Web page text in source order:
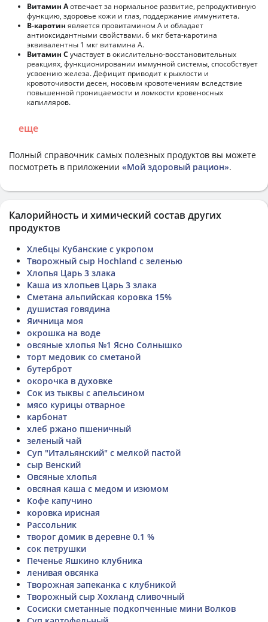
Витамин Аотвечает за нормальное развитие, репродуктивную
функцию, здоровье кожи и глаз, поддержание иммунитета.
В-каротин является провитамином А и обладает
антиоксидантными свойствами. 6 мкг бета-каротина
эквивалентны 1 мкг витамина А.
Витамин С участвует в окислительно-восстановительных
реакциях, функционировании иммунной системы, способствует
усвоению железа. Дефицит приводит к рыхлости и
кровоточивости десен, носовым кровотечениям вследствие
повышенной проницаемости и ломкости кровеносных
капилляров.
еще
Полный справочник самых полезных продуктов вы можете
посмотреть в приложении «Мой здоровый рацион».
Калорийность и химический состав других
продуктов
Хлебцы Кубанские с укропом
Творожный сыр Hochland с зеленью
Хлопья Царь 3 злака
Каша из хлопьев Царь 3 злака
Сметана альпийская коровка 15%
душистая говядина
Яичница моя
окрошка на воде
овсяные хлопья №1 Ясно Солнышко
торт медовик со сметаной
бутерброт
окорочка в духовке
Сок из тыквы с апельсином
мясо курицы отварное
карбонат
хлеб ржано пшеничный
зеленый чай
Суп "Итальянский" с мелкой пастой
сыр Венский
Овсяные хлопья
овсяная каша с медом и изюмом
Кофе капучино
коровка ирисная
Рассольник
творог домик в деревне 0.1 %
сок петрушки
Печенье Яшкино клубника
ленивая овсянка
Творожная запеканка с клубникой
Творожный сыр Хохланд сливочный
Сосиски сметанные подкопченные мини Волков